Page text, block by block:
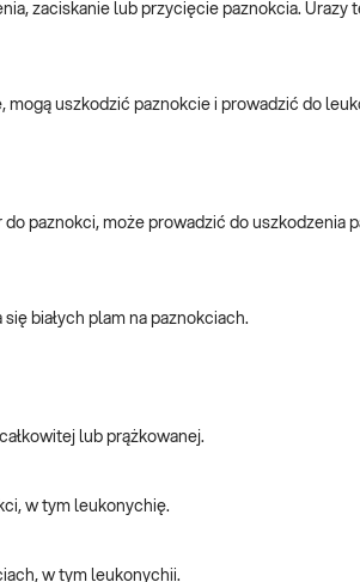
zaciskanie lub przycięcie paznokcia. Urazy
mogą uszkodzić paznokcie i prowadzić do
paznokci, może prowadzić do uszkodzenia
białych plam na paznokciach.
lub prążkowanej.
w tym leukonychię.
w tym leukonychii.